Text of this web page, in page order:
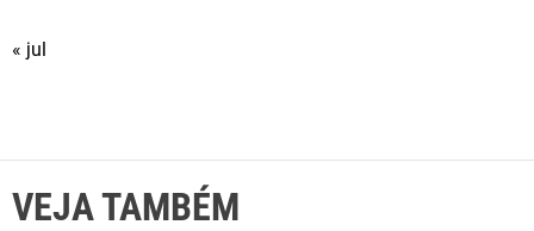
« jul
VEJA TAMBÉM